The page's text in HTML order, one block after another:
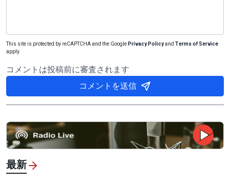
This site is protected by reCAPTCHA and the Google Privacy Policyand Terms of Service
apply.
コメントは投稿前に審査されます
コメントを送信
最新